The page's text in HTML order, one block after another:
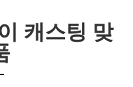
캐스팅 맞